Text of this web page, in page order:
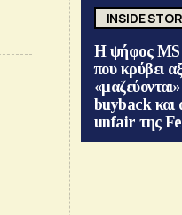
INSIDE
Η ψήφος
που κρύβει
buyback και
unfair της